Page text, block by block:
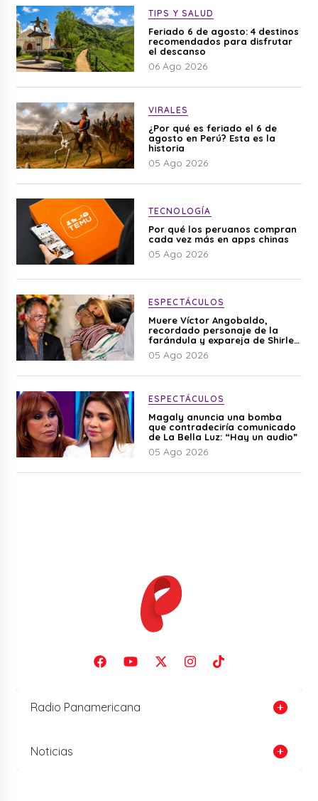
TIPS Y SALUD
Feriado 6 de agosto: 4 destinos
recomendados para disfrutar
el descanso
06 Ago 2026
VIRALES
¿Por qué es feriado el 6 de
agosto en Perú? Esta es la
historia
05 Ago 2026
TECNOLOGÍA
Por qué los peruanos compran
cada vez más en apps chinas
05 Ago 2026
ESPECTÁCULOS
Muere Víctor Angobaldo,
recordado personaje de la
farándula y expareja de Shirley
Cherres
05 Ago 2026
ESPECTÁCULOS
Magaly anuncia una bomba
que contradeciría comunicado
de La Bella Luz: “Hay un audio”
05 Ago 2026
Radio Panamericana
Noticias